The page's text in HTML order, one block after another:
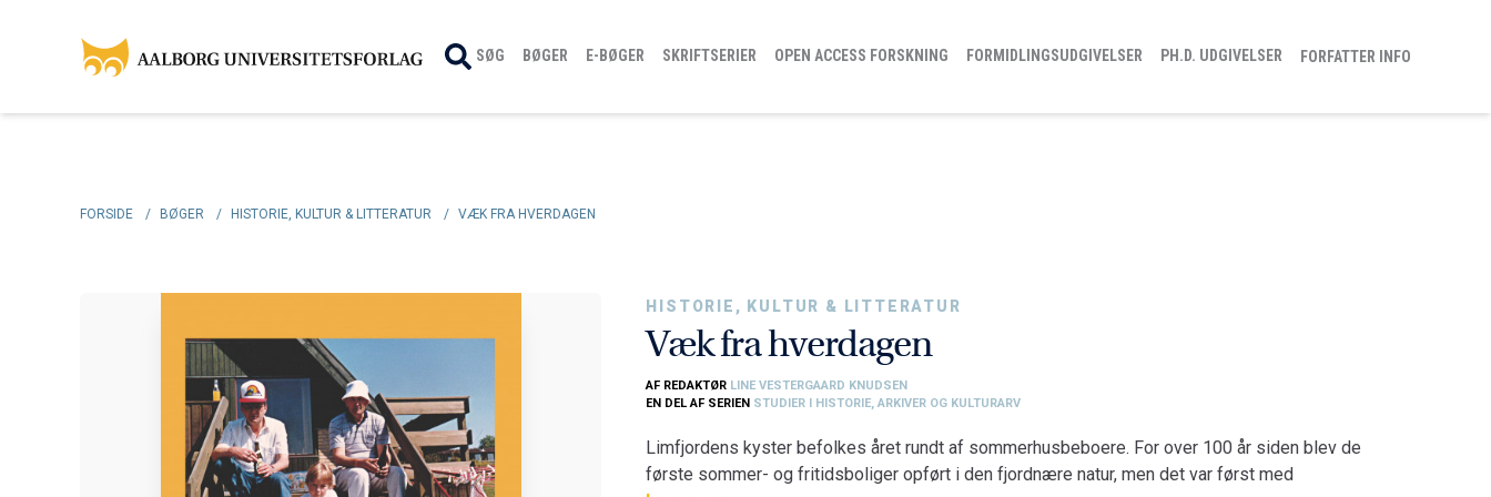
SØG BØGER E-BØGER SKRIFTSERIER OPEN ACCESS FORSKNING FORMIDLINGSUDGIVELSER PH.D. UDGIVELSER FORFATTER INFO
FORSIDE / BØGER / HISTORIE, KULTUR & LITTERATUR / VÆK FRA HVERDAGEN
HISTORIE, KULTUR & LITTERATUR
Væk fra hverdagen
AF REDAKTØR LINE VESTERGAARD KNUDSEN
EN DEL AF SERIEN STUDIER I HISTORIE, ARKIVER OG KULTURARV
Limfjordens kyster befolkes året rundt af sommerhusbe­boere. For over 100 år siden blev de
første sommer- og fritidsboliger opført i den fjordnære natur, men det var først med